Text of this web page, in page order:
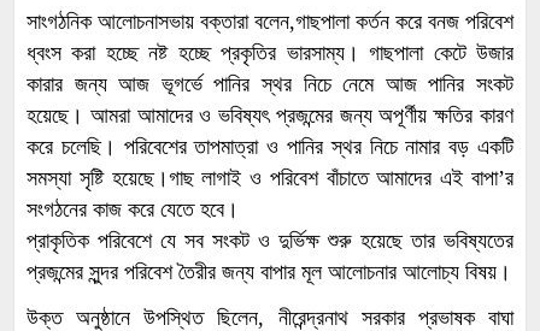
সাংগঠনিক আলোচনাসভায় বক্তারা বলেন,গাছপালা কর্তন করে বনজ পরিবেশ
ধ্বংস করা হচ্ছে নষ্ট হচ্ছে প্রকৃতির ভারসাম্য। গাছপালা কেটে উজার
কারার জন্য আজ ভূগর্ভে পানির স্থর নিচে নেমে আজ পানির সংকট
হয়েছে। আমরা আমাদের ও ভবিষ্যৎ প্রজন্মের জন্য অপূর্ণীয় ক্ষতির কারণ
করে চলেছি। পরিবেশের তাপমাত্রা ও পানির স্থর নিচে নামার বড় একটি
সমস্যা সৃষ্টি হয়েছে।গাছ লাগাই ও পরিবেশ বাঁচাতে আমাদের এই বাপা’র
সংগঠনের কাজ করে যেতে হবে।
প্রাকৃতিক পরিবেশে যে সব সংকট ও দুর্ভিক্ষ শুরু হয়েছে তার ভবিষ্যতের
প্রজন্মের সুন্দর পরিবেশ তৈরীর জন্য বাপার মূল আলোচনার আলোচ্য বিষয়।
উক্ত অনুষ্ঠানে উপস্থিত ছিলেন, নীরেন্দ্রনাথ সরকার প্রভাষক বাঘা